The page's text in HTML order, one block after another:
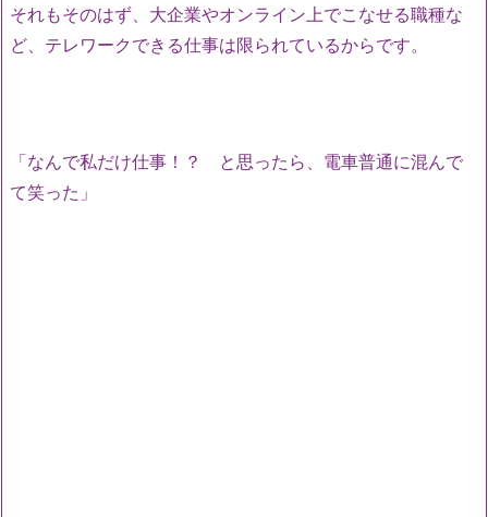
それもそのはず、大企業やオンライン上でこなせる職種な
ど、テレワークできる仕事は限られているからです。
「なんで私だけ仕事！？ と思ったら、電車普通に混んで
て笑った」